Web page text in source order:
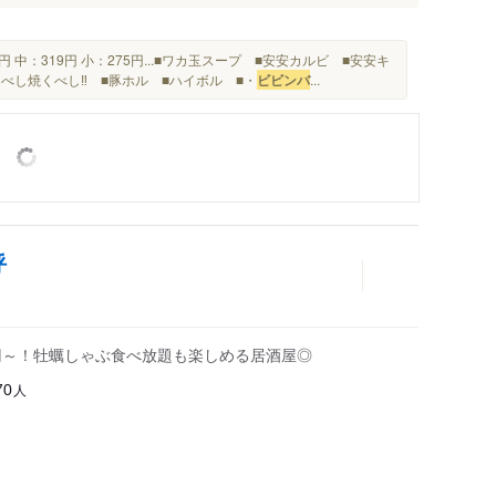
中：319円 小：275円...■ワカ玉スープ ■安安カルビ ■安安キ
し焼くべし‼︎ ■豚ホル ■ハイボル ■・ ビビンバ...
！牡蠣しゃぶ食べ放題も楽しめる居酒屋◎
人